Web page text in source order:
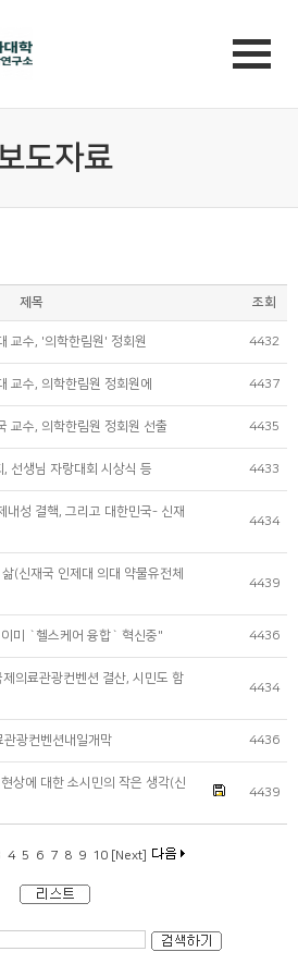
도자료
제목 조회
교수, '의학한림원' 정회원 4432
교수, 의학한림원 정회원에 4437
교수, 의학한림원 정회원 선출 4435
선생님 자랑대회 시상식 등 4433
내성 결핵, 그리고 대한민국- 신재
4434
(신재국 인제대 의대 약물유전체
4439
미 `헬스케어 융합` 혁신중" 4436
의료관광컨벤션 결산, 시민도 함
4434
관광컨벤션내일개막 4436
상에 대한 소시민의 작은 생각(신
4439
4 5 6 7 8 9 10 [Next]